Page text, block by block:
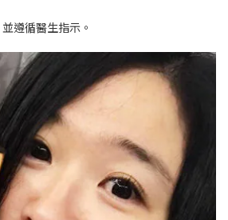
遵循醫生指示。